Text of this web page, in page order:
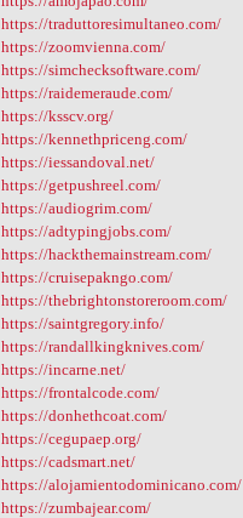
https://traduttoresimultaneo.com/
https://zoomvienna.com/
https://simchecksoftware.com/
https://raidemeraude.com/
https://ksscv.org/
https://kennethpriceng.com/
https://iessandoval.net/
https://getpushreel.com/
https://audiogrim.com/
https://adtypingjobs.com/
https://hackthemainstream.com/
https://cruisepakngo.com/
https://thebrightonstoreroom.com/
https://saintgregory.info/
https://randallkingknives.com/
https://incarne.net/
https://frontalcode.com/
https://donhethcoat.com/
https://cegupaep.org/
https://cadsmart.net/
https://alojamientodominicano.com/
https://zumbajear.com/